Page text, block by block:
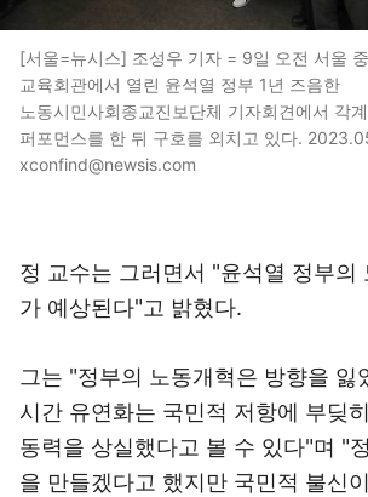
[서울=뉴시스] 조성우 기자 = 9일 오전 서울
교육회관에서 열린 윤석열 정부 1년 즈음한
노동시민사회종교진보단체 기자회견에서 각
퍼포먼스를 한 뒤 구호를 외치고 있다.
xconfind@newsis.com
정 교수는 그러면서 "윤석열 정부의
가 예상된다"고 밝혔다.
그는 "정부의 노동개혁은 방향을 잃
시간 유연화는 국민적 저항에 부딪
동력을 상실했다고 볼 수 있다"며 "
을 만들겠다고 했지만 국민적 불신